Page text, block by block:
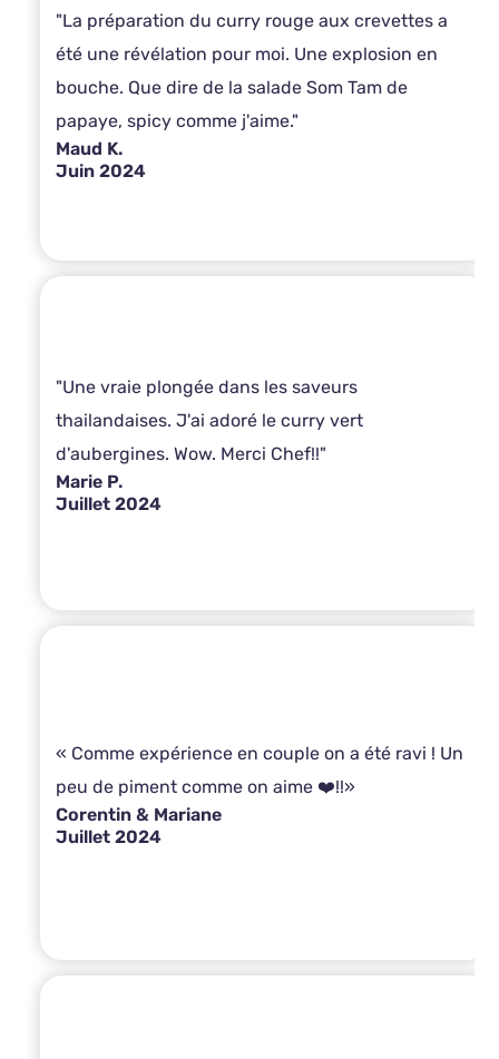
"La préparation du curry rouge aux crevettes a
été une révélation pour moi. Une explosion en
bouche. Que dire de la salade Som Tam de
papaye, spicy comme j'aime."
Maud K.
Juin 2024
"Une vraie plongée dans les saveurs
thailandaises. J'ai adoré le curry vert
d'aubergines. Wow. Merci Chef!!"
Marie P.
Juillet 2024
« Comme expérience en couple on a été ravi ! Un
peu de piment comme on aime ❤️!!»
Corentin & Mariane
Juillet 2024